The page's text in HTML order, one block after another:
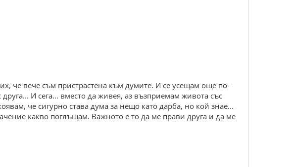
че вече съм пристрастена към думите. И се усещам още по-
И сега... вместо да живея, аз възприемам живота със
че сигурно става дума за нещо като дарба, но кой знае...
какво поглъщам. Важното е то да ме прави друга и да ме